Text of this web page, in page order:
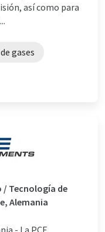
así como para
gases
/ Tecnología de
Alemania
- La PCE